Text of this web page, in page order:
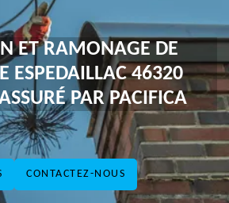
CONTACTEZ-NOUS
ET RAMONAGE DE
ESPEDAILLAC 46320
PAR PACIFICA